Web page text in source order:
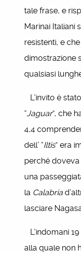
tale frase, e
Marinai Italiani
resistenti, e
dimostrazione
qualsiasi
L’invito è
“Jaguar”, che
4,4
dell’ “Iltis” era
perché doveva
una
la Calabria
lasciare
L’indomani
alla quale non